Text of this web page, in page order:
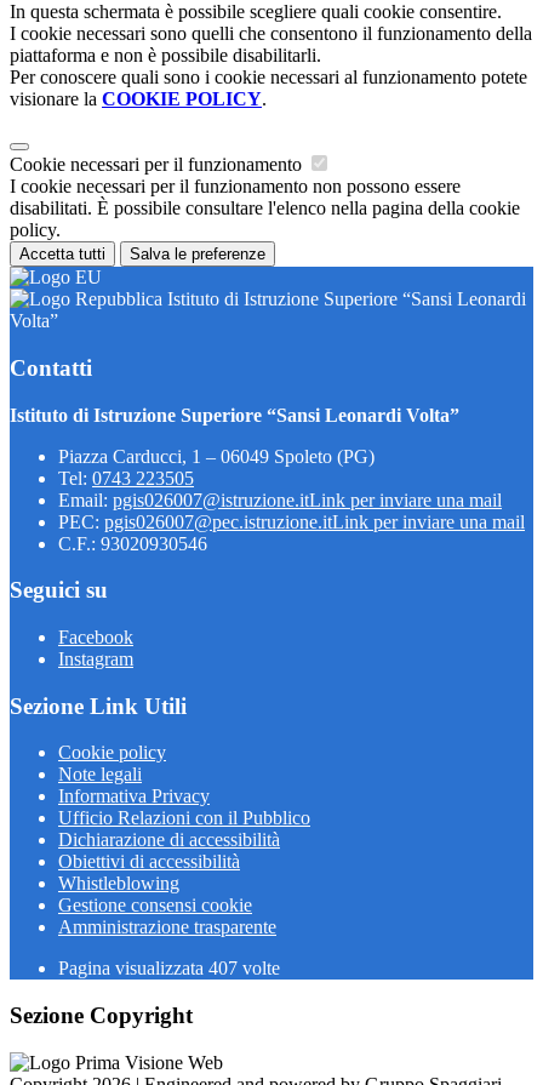
In questa schermata è possibile scegliere quali cookie consentire.
I cookie necessari sono quelli che consentono il funzionamento della
piattaforma e non è possibile disabilitarli.
Per conoscere quali sono i cookie necessari al funzionamento potete
visionare la COOKIE POLICY.
Cookie necessari per il funzionamento
I cookie necessari per il funzionamento non possono essere
disabilitati. È possibile consultare l'elenco nella pagina della cookie
policy.
Accetta tutti Salva le preferenze
Istituto di Istruzione Superiore “Sansi Leonardi
Volta”
Contatti
Istituto di Istruzione Superiore “Sansi Leonardi Volta”
Piazza Carducci, 1 – 06049 Spoleto (PG)
Tel: 0743 223505
Email: pgis026007@istruzione.itLink per inviare una mail
PEC: pgis026007@pec.istruzione.itLink per inviare una mail
C.F.: 93020930546
Seguici su
Facebook
Instagram
Sezione Link Utili
Cookie policy
Note legali
Informativa Privacy
Ufficio Relazioni con il Pubblico
Dichiarazione di accessibilità
Obiettivi di accessibilità
Whistleblowing
Gestione consensi cookie
Amministrazione trasparente
Pagina visualizzata 407 volte
Sezione Copyright